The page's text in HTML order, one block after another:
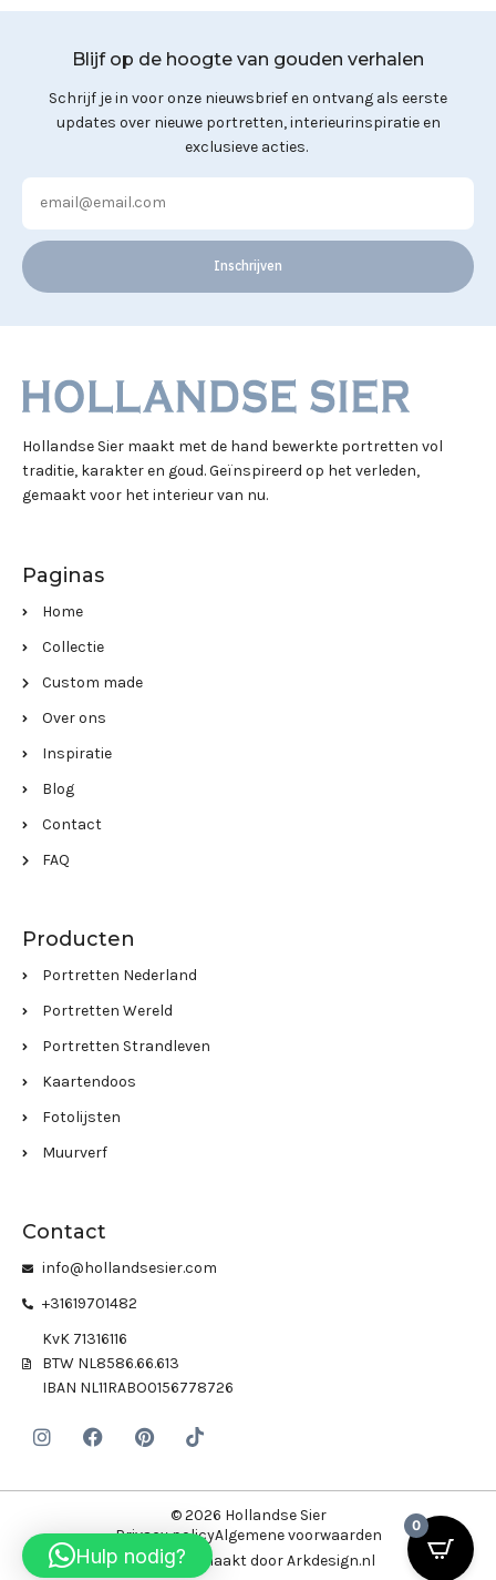
Blijf op de hoogte van gouden verhalen
Schrijf je in voor onze nieuwsbrief en ontvang als eerste
updates over nieuwe portretten, interieurinspiratie en
exclusieve acties.
Inschrijven
Hollandse Sier maakt met de hand bewerkte portretten vol
traditie, karakter en goud. Geïnspireerd op het verleden,
gemaakt voor het interieur van nu.
Paginas
Home
Collectie
Custom made
Over ons
Inspiratie
Blog
Contact
FAQ
Producten
Portretten Nederland
Portretten Wereld
Portretten Strandleven
Kaartendoos
Fotolijsten
Muurverf
Contact
info@hollandsesier.com
+31619701482
KvK 71316116
BTW NL8586.66.613
IBAN NL11RABO0156778726
© 2026 Hollandse Sier
Privacy policyAlgemene voorwaarden
Website gemaakt door Arkdesign.nl
0
Hulp nodig?